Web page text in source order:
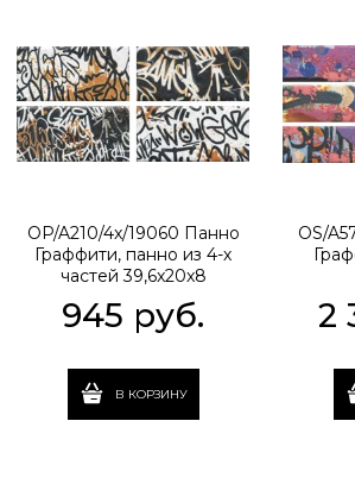
OP/A210/4x/19060 Панно
Граффити, панно из 4-х
частей 39,6x20x8
945 руб.
В КОРЗИНУ
OS/
2